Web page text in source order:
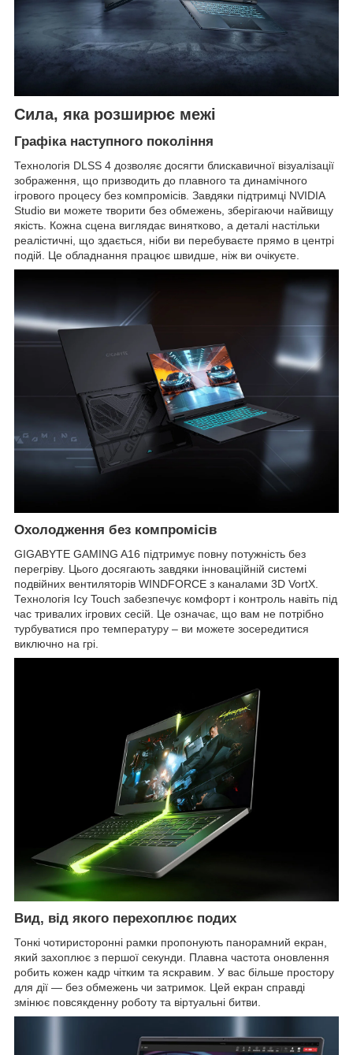
Сила, яка розширює межі
Графіка наступного покоління
Технологія DLSS 4 дозволяє досягти блискавичної візуалізації
зображення, що призводить до плавного та динамічного
ігрового процесу без компромісів. Завдяки підтримці NVIDIA
Studio ви можете творити без обмежень, зберігаючи найвищу
якість. Кожна сцена виглядає винятково, а деталі настільки
реалістичні, що здається, ніби ви перебуваєте прямо в центрі
подій. Це обладнання працює швидше, ніж ви очікуєте.
Охолодження без компромісів
GIGABYTE GAMING A16 підтримує повну потужність без
перегріву. Цього досягають завдяки інноваційній системі
подвійних вентиляторів WINDFORCE з каналами 3D VortX.
Технологія Icy Touch забезпечує комфорт і контроль навіть під
час тривалих ігрових сесій. Це означає, що вам не потрібно
турбуватися про температуру – ви можете зосередитися
виключно на грі.
Вид, від якого перехоплює подих
Тонкі чотиристоронні рамки пропонують панорамний екран,
який захоплює з першої секунди. Плавна частота оновлення
робить кожен кадр чітким та яскравим. У вас більше простору
для дії — без обмежень чи затримок. Цей екран справді
змінює повсякденну роботу та віртуальні битви.